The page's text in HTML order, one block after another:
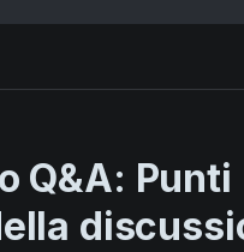
Q&A: Punti